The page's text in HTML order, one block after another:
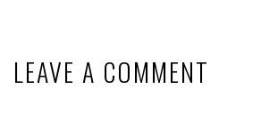
LEAVE A COMMENT